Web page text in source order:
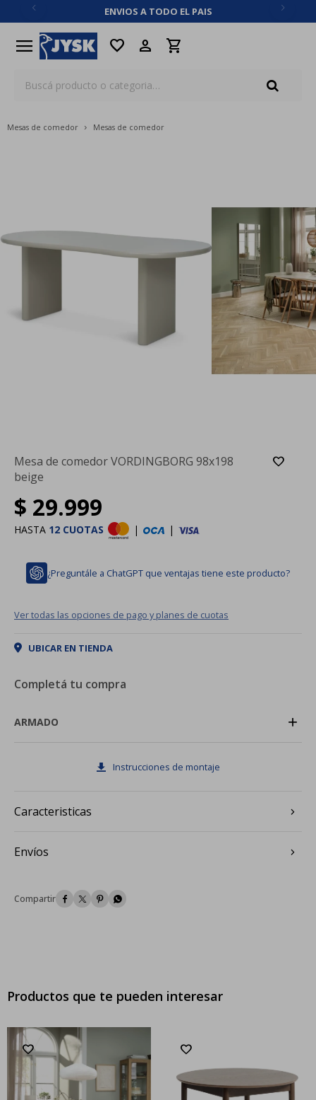
ENVIOS A TODO EL PAIS
menu favorite
Mesas de comedor Mesas de comedor
Mesa de comedor VORDINGBORG 98x198
beige
$ 29.999
HASTA 12 CUOTAS | |
¿Preguntále a ChatGPT que ventajas tiene este producto?
Ver todas las opciones de pago y planes de cuotas
UBICAR EN TIENDA
Completá tu compra
ARMADO +
Instrucciones de montaje
Caracteristicas
Envíos
   
Productos que te pueden interesar
close